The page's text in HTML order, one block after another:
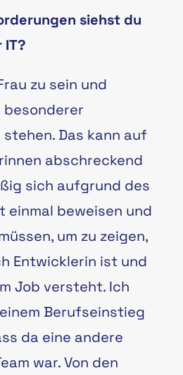
siehst du
IT?
zu sein und
Das kann auf
abschreckend
sich aufgrund des
einmal beweisen und
um zu zeigen,
Entwicklerin ist und
Job versteht. Ich
Berufseinstieg
da eine andere
war. Von den